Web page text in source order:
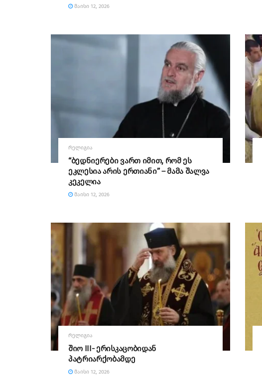
ᲛᲐᲘᲡᲘ 12, 2026
ᲠᲔᲚᲘᲒᲘᲐ
“ბედნიერები ვართ იმით, რომ ეს
ეკლესია არის ერთიანი” – მამა შალვა
კეკელია
ᲛᲐᲘᲡᲘ 12, 2026
ᲠᲔᲚᲘᲒᲘᲐ
შიო III- ერისკაცობიდან
პატრიარქობამდე
ᲛᲐᲘᲡᲘ 12, 2026